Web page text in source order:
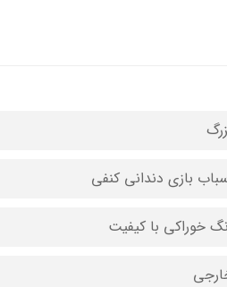
بازی دندانی کنفی
خوراکی با کیفیت